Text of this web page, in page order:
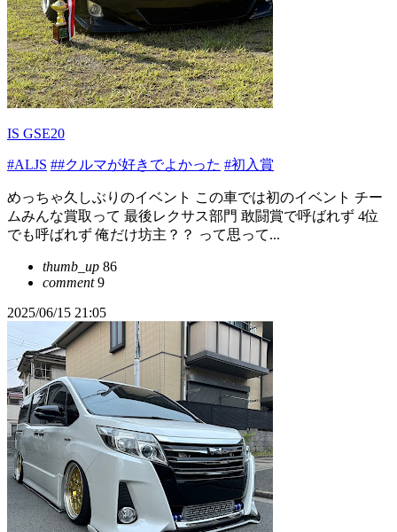
IS GSE20
#ALJS ##クルマが好きでよかった #初入賞
めっちゃ久しぶりのイベント この車では初のイベント チー
ムみんな賞取って 最後レクサス部門 敢闘賞で呼ばれず 4位
でも呼ばれず 俺だけ坊主？？ って思って...
thumb_up 86
comment9
2025/06/15 21:05